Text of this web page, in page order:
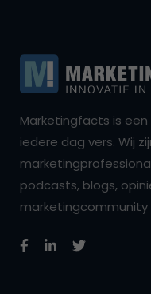
Marketingfacts is
iedere dag vers. Wij
podcasts, blogs,
marketingcommunity